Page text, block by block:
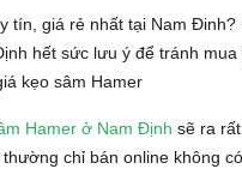
tín, giá rẻ nhất tại Nam
hết sức lưu ý để tránh mua
kẹo sâm Hamer
Hamer ở Nam Định sẽ ra
chỉ bán online không